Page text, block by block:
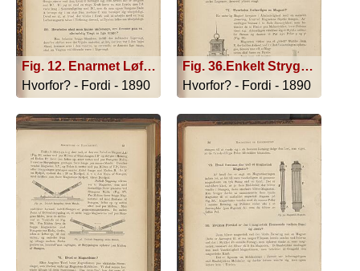
Fig. 12. Enarmet Løftestang AD og BD) Løftestangsarmene. D. Støttepunktet.
Hvorfor? - Fordi - 1890
Fig. 36.Enkelt Strygning.
Hvorfor? - Fordi - 1890